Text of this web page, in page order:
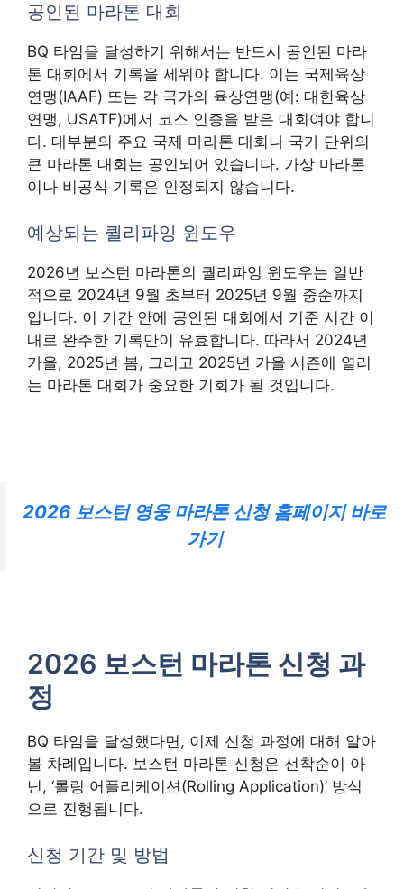
공인된 마라톤 대회
BQ 타임을 달성하기 위해서는 반드시 공인된 마라
톤 대회에서 기록을 세워야 합니다. 이는 국제육상
연맹(IAAF) 또는 각 국가의 육상연맹(예: 대한육상
연맹, USATF)에서 코스 인증을 받은 대회여야 합니
다. 대부분의 주요 국제 마라톤 대회나 국가 단위의
큰 마라톤 대회는 공인되어 있습니다. 가상 마라톤
이나 비공식 기록은 인정되지 않습니다.
예상되는 퀄리파잉 윈도우
2026년 보스턴 마라톤의 퀄리파잉 윈도우는 일반
적으로 2024년 9월 초부터 2025년 9월 중순까지
입니다. 이 기간 안에 공인된 대회에서 기준 시간 이
내로 완주한 기록만이 유효합니다. 따라서 2024년
가을, 2025년 봄, 그리고 2025년 가을 시즌에 열리
는 마라톤 대회가 중요한 기회가 될 것입니다.
2026 보스턴 영웅 마라톤 신청 홈페이지 바로
가기
2026 보스턴 마라톤 신청 과
정
BQ 타임을 달성했다면, 이제 신청 과정에 대해 알아
볼 차례입니다. 보스턴 마라톤 신청은 선착순이 아
닌, ‘롤링 어플리케이션(Rolling Application)’ 방식
으로 진행됩니다.
신청 기간 및 방법